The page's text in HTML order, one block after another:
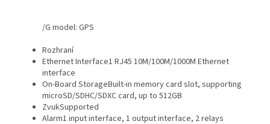
/G model: GPS
Rozhraní
Ethernet Interface1 RJ45 10M/100M/1000M Ethernet
interface
On-Board StorageBuilt-in memory card slot, supporting
microSD/SDHC/SDXC card, up to 512GB
ZvukSupported
Alarm1 input interface, 1 output interface, 2 relays